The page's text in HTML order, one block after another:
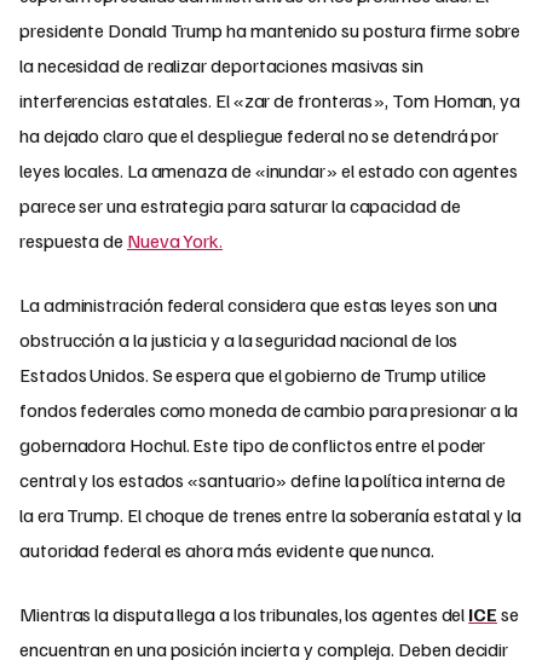
presidente Donald Trump ha mantenido su postura firme sobre
la necesidad de realizar deportaciones masivas sin
interferencias estatales. El «zar de fronteras», Tom Homan, ya
ha dejado claro que el despliegue federal no se detendrá por
leyes locales. La amenaza de «inundar» el estado con agentes
parece ser una estrategia para saturar la capacidad de
respuesta de Nueva York.
La administración federal considera que estas leyes son una
obstrucción a la justicia y a la seguridad nacional de los
Estados Unidos. Se espera que el gobierno de Trump utilice
fondos federales como moneda de cambio para presionar a la
gobernadora Hochul. Este tipo de conflictos entre el poder
central y los estados «santuario» define la política interna de
la era Trump. El choque de trenes entre la soberanía estatal y la
autoridad federal es ahora más evidente que nunca.
Mientras la disputa llega a los tribunales, los agentes del ICE se
encuentran en una posición incierta y compleja. Deben decidir